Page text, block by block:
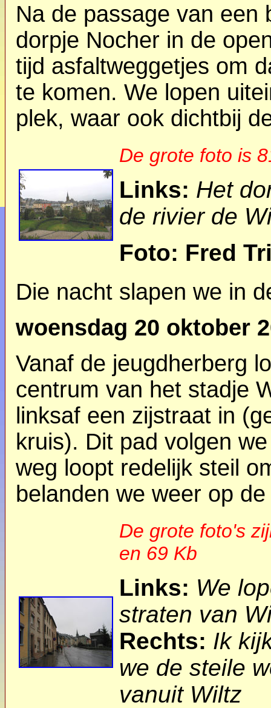
Na de passage van een
dorpje Nocher in de
tijd asfaltweggetjes om
te komen. We lopen
plek, waar ook dichtbij
De grote foto is
Links: Het
de rivier de
Foto: Fred
Die nacht slapen we in
woensdag 20 oktober
Vanaf de jeugdherberg
centrum van het stadje
linksaf een zijstraat in
kruis). Dit pad volgen
weg loopt redelijk steil
belanden we weer op
De grote foto's
en 69 Kb
Links: We
straten van
Rechts: Ik
we de steile
vanuit Wiltz